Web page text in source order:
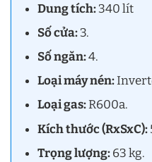
Dung tích:340 lít
Số cửa:3.
Số ngăn:4.
Loại máy nén:
Loại gas:R600a.
Kích thước (RxSxC):
Trọng lượng:63 kg.